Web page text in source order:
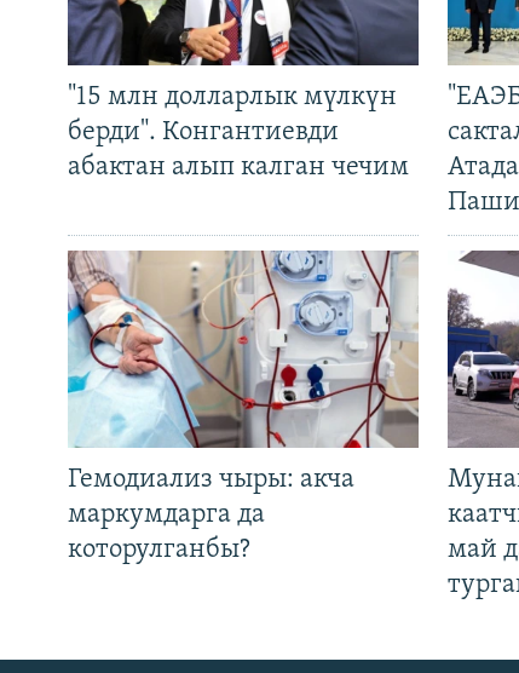
"15 млн долларлык мүлкүн
берди". Конгантиевди
абактан алып калган чечим
Гемодиализ чыры: акча
маркумдарга да
которулганбы?
май